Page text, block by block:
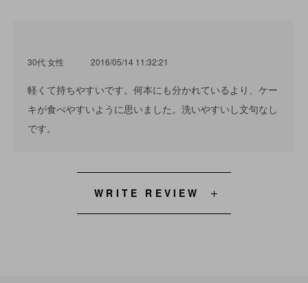
30代 女性 2016/05/14 11:32:21
軽くて持ちやすいです。何本にも分かれているより、ケー
キが食べやすいように思いました。洗いやすいし文句なし
です。
WRITE REVIEW